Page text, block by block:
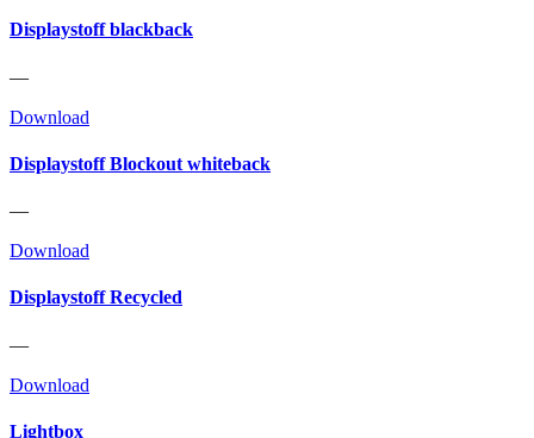
Displaystoff blackback
—
Download
Displaystoff Blockout whiteback
—
Download
Displaystoff Recycled
—
Download
Lightbox